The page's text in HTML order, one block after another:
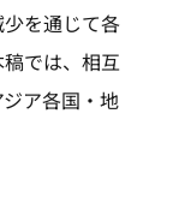
を通じて各
では、相互
ア各国・地